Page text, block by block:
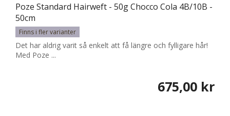
Poze Standard Hairweft - 50g Chocco Cola 4B/10B -
50cm
Finns i fler varianter
Det har aldrig varit så enkelt att få längre och fylligare hår!
Med Poze ...
675,00 kr